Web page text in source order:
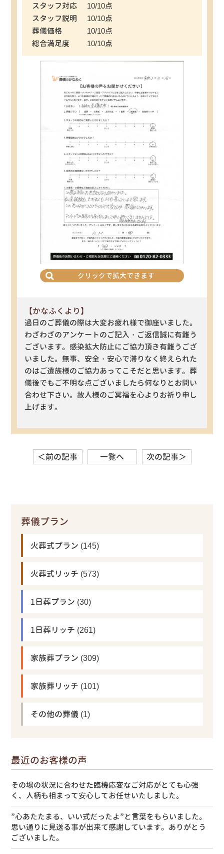
スタッフ対応
10/10点
スタッフ説明
10/10点
葬儀価格
10/10点
総合満足度
10/10点
クリックで拡大できます
【かなふくより】
過日のご葬儀の際は大変お疲れ様で御座いました。
わざわざのアンケートのご記入・ご返信誠に有難う
ございます。感染拡大防止にご協力頂き有難うござ
いました。無事、安全・安心で滞りなく終えられた
のはご遺族様のご協力あってこそだと思います。葬
儀後でもご不明な点ございましたら何なりとお問い
合わせ下さい。故人様のご冥福を心よりお祈り申し
上げます。
＜前の記事 一覧へ 次の記事＞
葬儀プラン
火葬式プラン (145)
火葬式リッチ (573)
1日葬プラン (30)
1日葬リッチ (261)
家族葬プラン (309)
家族葬リッチ (101)
その他の葬儀 (1)
最近のお客様の声
その場の状況に合わせた臨機応変なご対応がとても心強
く、人柄も相まって安心してお任せいたしました。
”心あたたまる、いい式だったよ”と言葉をもらいました。
思い通りに見送る事が出来て感謝しています。ありがとう
ございました。